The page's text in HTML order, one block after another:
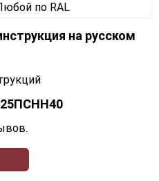
по RAL
на русском